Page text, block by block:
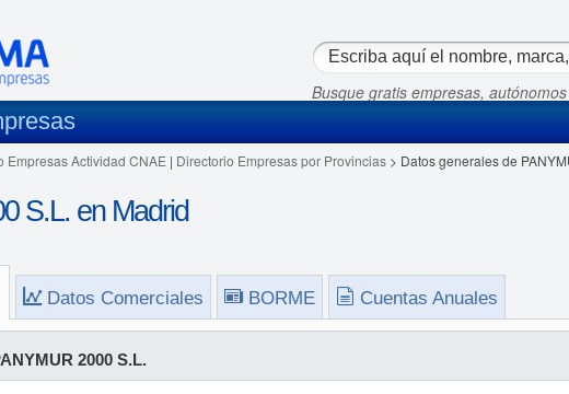
Busque gratis empresas,
Empresas Actividad CNAE | Directorio Empresas por Provincias> Datos generales de
S.L. en Madrid
Datos Comerciales BORME Cuentas Anuales
2000 S.L.